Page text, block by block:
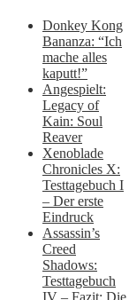
Donkey Kong
Bananza: “Ich
mache alles
kaputt!”
Angespielt:
Legacy of
Kain: Soul
Reaver
Xenoblade
Chronicles X:
Testtagebuch I
– Der erste
Eindruck
Assassin’s
Creed
Shadows:
Testtagebuch
IV – Fazit: Die